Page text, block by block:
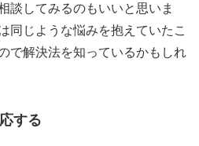
談してみるのもいいと思いま
同じような悩みを抱えていたこ
で解決法を知っているかもしれ
する